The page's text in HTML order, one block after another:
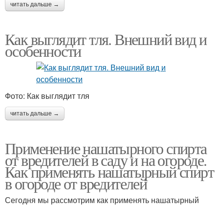
читать дальше →
Как выглядит тля. Внешний вид и
особенности
Фото: Как выглядит тля
читать дальше →
Применение нашатырного спирта
от вредителей в саду и на огороде.
Как применять нашатырный спирт
в огороде от вредителей
Сегодня мы рассмотрим как применять нашатырный